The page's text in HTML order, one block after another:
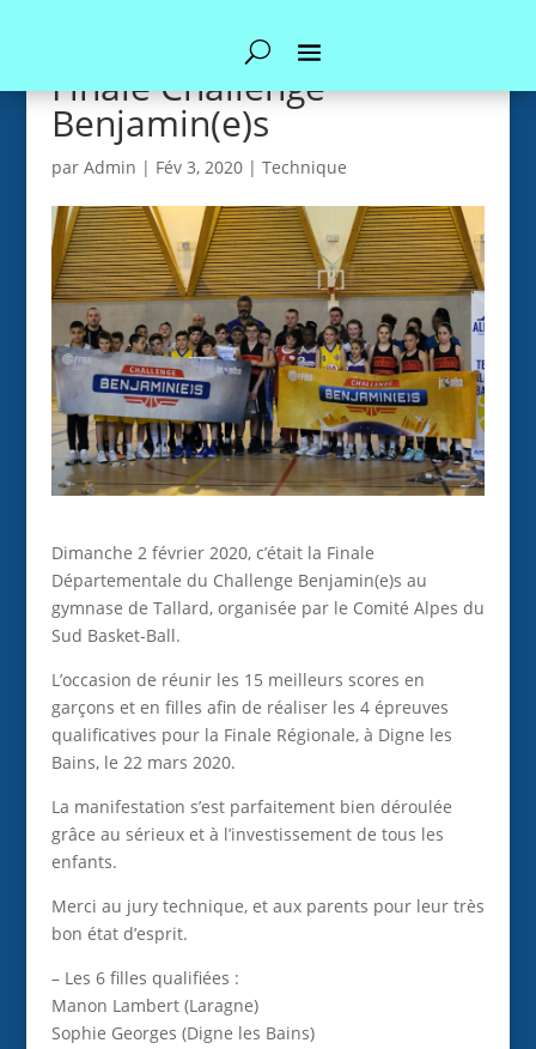
Finale Challenge
Benjamin(e)s
par Admin | Fév 3, 2020| Technique
Dimanche 2 février 2020, c’était la Finale
Départementale du Challenge Benjamin(e)s au
gymnase de Tallard, organisée par le Comité Alpes du
Sud Basket-Ball.
L’occasion de réunir les 15 meilleurs scores en
garçons et en filles afin de réaliser les 4 épreuves
qualificatives pour la Finale Régionale, à Digne les
Bains, le 22 mars 2020.
La manifestation s’est parfaitement bien déroulée
grâce au sérieux et à l’investissement de tous les
enfants.
Merci au jury technique, et aux parents pour leur très
bon état d’esprit.
– Les 6 filles qualifiées :
Manon Lambert (Laragne)
Sophie Georges (Digne les Bains)